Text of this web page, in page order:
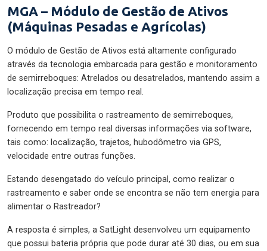
MGA – Módulo de Gestão de Ativos
(Máquinas Pesadas e Agrícolas)
O módulo de Gestão de Ativos está altamente configurado
através da tecnologia embarcada para gestão e monitoramento
de semirreboques: Atrelados ou desatrelados, mantendo assim a
localização precisa em tempo real.
Produto que possibilita o rastreamento de semirreboques,
fornecendo em tempo real diversas informações via software,
tais como: localização, trajetos, hubodômetro via GPS,
velocidade entre outras funções.
Estando desengatado do veículo principal, como realizar o
rastreamento e saber onde se encontra se não tem energia para
alimentar o Rastreador?
A resposta é simples, a SatLight desenvolveu um equipamento
que possui bateria própria que pode durar até 30 dias, ou em sua